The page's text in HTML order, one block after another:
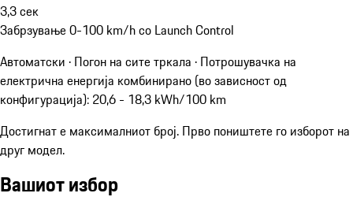
3,3сек
Забрзување 0-100 km/h со Launch Control
Автоматски · Погон на сите тркала · Потрошувачка на
електрична енергија комбинирано (во зависност од
конфигурација): 20,6 - 18,3 kWh/100 km
Достигнат е максималниот број. Прво поништете го изборот на
друг модел.
Вашиот избор